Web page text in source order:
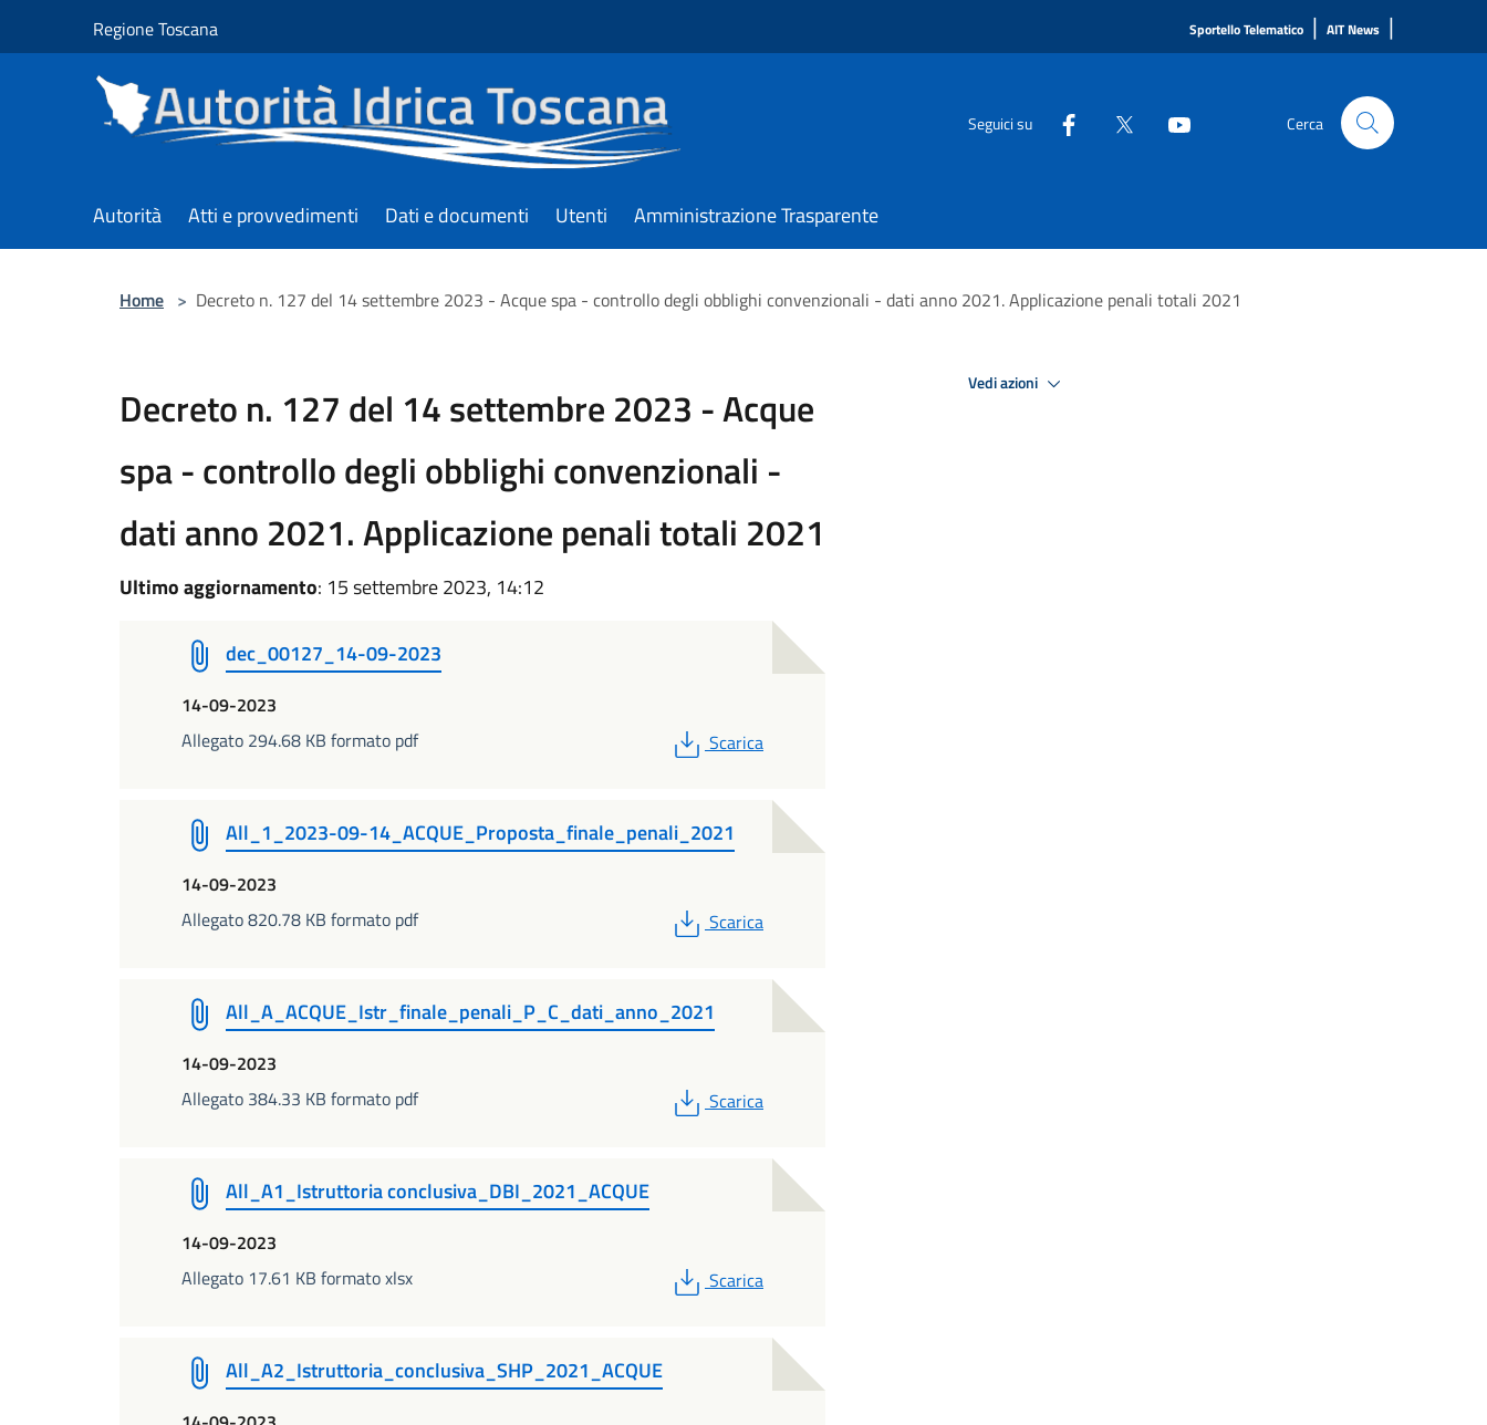
Regione Toscana Sportello Telematico | AIT News |
Seguici su Cerca
Autorità Atti e provvedimenti Dati e documenti Utenti Amministrazione Trasparente
Home > Decreto n. 127 del 14 settembre 2023 - Acque spa - controllo degli obblighi convenzionali - dati anno 2021. Applicazione penali totali 2021
Decreto n. 127 del 14 settembre 2023 - Acque
spa - controllo degli obblighi convenzionali -
dati anno 2021. Applicazione penali totali 2021
Ultimo aggiornamento: 15 settembre 2023, 14:12
dec_00127_14-09-2023
14-09-2023
Allegato 294.68 KB formato pdf
PDF
Scarica
All_1_2023-09-14_ACQUE_Proposta_finale_penali_2021
14-09-2023
Allegato 820.78 KB formato pdf
PDF
Scarica
All_A_ACQUE_Istr_finale_penali_P_C_dati_anno_2021
14-09-2023
Allegato 384.33 KB formato pdf
PDF
Scarica
All_A1_Istruttoria conclusiva_DBI_2021_ACQUE
14-09-2023
Allegato 17.61 KB formato xlsx
PDF
Scarica
All_A2_Istruttoria_conclusiva_SHP_2021_ACQUE
Vedi azioni